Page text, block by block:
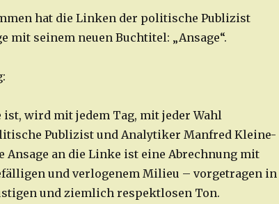
hat die Linken der politische Publizist
mit seinem neuen Buchtitel: „Ansage“.
ist, wird mit jedem Tag, mit jeder Wahl
Publizist und Analytiker Manfred Kleine-
Ansage an die Linke ist eine Abrechnung mit
und verlogenem Milieu – vorgetragen in
und ziemlich respektlosen Ton.